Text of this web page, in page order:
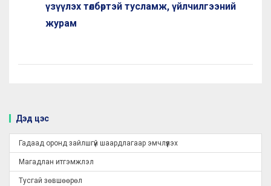
үзүүлэх төлбөртэй тусламж, үйлчилгээний
журам
Дэд цэс
Гадаад оронд зайлшгүй шаардлагаар эмчлүүлэх
Магадлан итгэмжлэл
Тусгай зөвшөөрөл